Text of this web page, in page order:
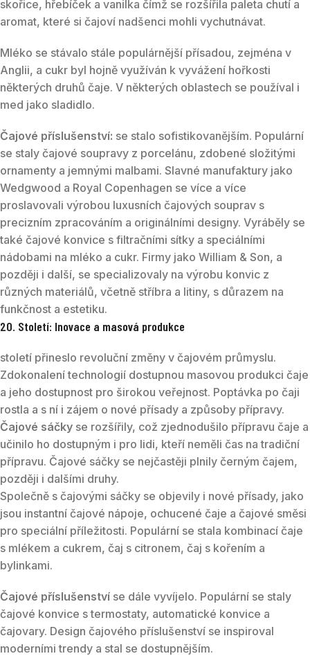
skořice, hřebíček a vanilka čímž se rozšířila paleta chutí a
aromat, které si čajoví nadšenci mohli vychutnávat.
Mléko se stávalo stále populárnější přísadou, zejména v
Anglii, a cukr byl hojně využíván k vyvážení hořkosti
některých druhů čaje. V některých oblastech se používal i
med jako sladidlo.
Čajové příslušenství: se stalo sofistikovanějším. Populární
se staly čajové soupravy z porcelánu, zdobené složitými
ornamenty a jemnými malbami. Slavné manufaktury jako
Wedgwood a Royal Copenhagen se více a více
proslavovali výrobou luxusních čajových souprav s
precizním zpracováním a originálními designy. Vyráběly se
také čajové konvice s filtračními sítky a speciálními
nádobami na mléko a cukr. Firmy jako William & Son, a
později i další, se specializovaly na výrobu konvic z
různých materiálů, včetně stříbra a litiny, s důrazem na
funkčnost a estetiku.
20. Století: Inovace a masová produkce
století přineslo revoluční změny v čajovém průmyslu.
Zdokonalení technologií dostupnou masovou produkci čaje
a jeho dostupnost pro širokou veřejnost. Poptávka po čaji
rostla a s ní i zájem o nové přísady a způsoby přípravy.
Čajové sáčky se rozšířily, což zjednodušilo přípravu čaje a
učinilo ho dostupným i pro lidi, kteří neměli čas na tradiční
přípravu. Čajové sáčky se nejčastěji plnily černým čajem,
později i dalšími druhy.
Společně s čajovými sáčky se objevily i nové přísady, jako
jsou instantní čajové nápoje, ochucené čaje a čajové směsi
pro speciální příležitosti. Populární se stala kombinací čaje
s mlékem a cukrem, čaj s citronem, čaj s kořením a
bylinkami.
Čajové příslušenství se dále vyvíjelo. Populární se staly
čajové konvice s termostaty, automatické konvice a
čajovary. Design čajového příslušenství se inspiroval
moderními trendy a stal se dostupnějším.